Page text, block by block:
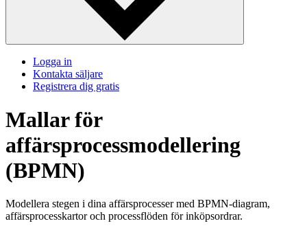
Logga in
Kontakta säljare
Registrera dig gratis
Mallar för
affärsprocessmodellering
(BPMN)
Modellera stegen i dina affärsprocesser med BPMN-diagram,
affärsprocesskartor och processflöden för inköpsordrar.